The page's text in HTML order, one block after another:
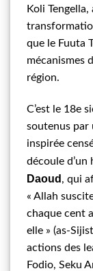
Koli
que le Fuuta
mécanismes
région.
C’est le 18e
soutenus par
inspirée
découle
Daoud , qui
« Allah
chaque cent
elle » (as-
actions des
Fodio, Seku